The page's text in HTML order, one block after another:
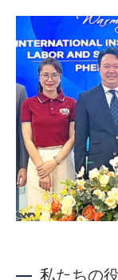
私たちの